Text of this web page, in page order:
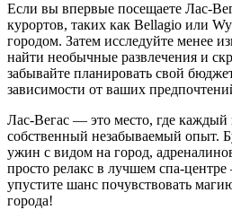
Если вы впервые посещаете Лас-
курортов, таких как Bellagio или
городом. Затем исследуйте менее
найти необычные развлечения и
забывайте планировать свой
зависимости от ваших
Лас-Вегас — это место, где каждый
собственный незабываемый опыт.
ужин с видом на город,
просто релакс в лучшем спа-
упустите шанс почувствовать
города!